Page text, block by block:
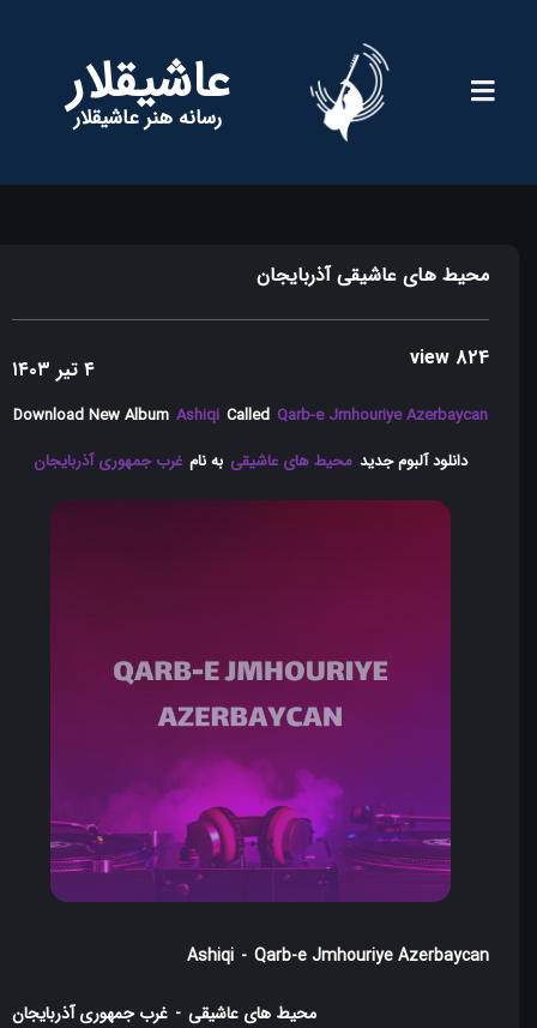
عاشیقلار
رسانه هنر عاشیقلار
محیط های عاشیقی آذربایجان
824 view ۴ تیر ۱۴۰۳
Download New Album Ashiqi Called Qarb-e Jmhouriye Azerbaycan
دانلود آلبوم جدید محیط های عاشیقی به نام غرب جمهوری آذربایجان
Ashiqi - Qarb-e Jmhouriye Azerbaycan
محیط های عاشیقی - غرب جمهوری آذربایجان